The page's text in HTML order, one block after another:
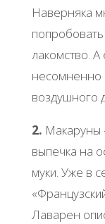
Наверняка
лакомство.
несомненно
воздушного
2. Макаруны
выпечка на
муки. Уже в
Лаварен